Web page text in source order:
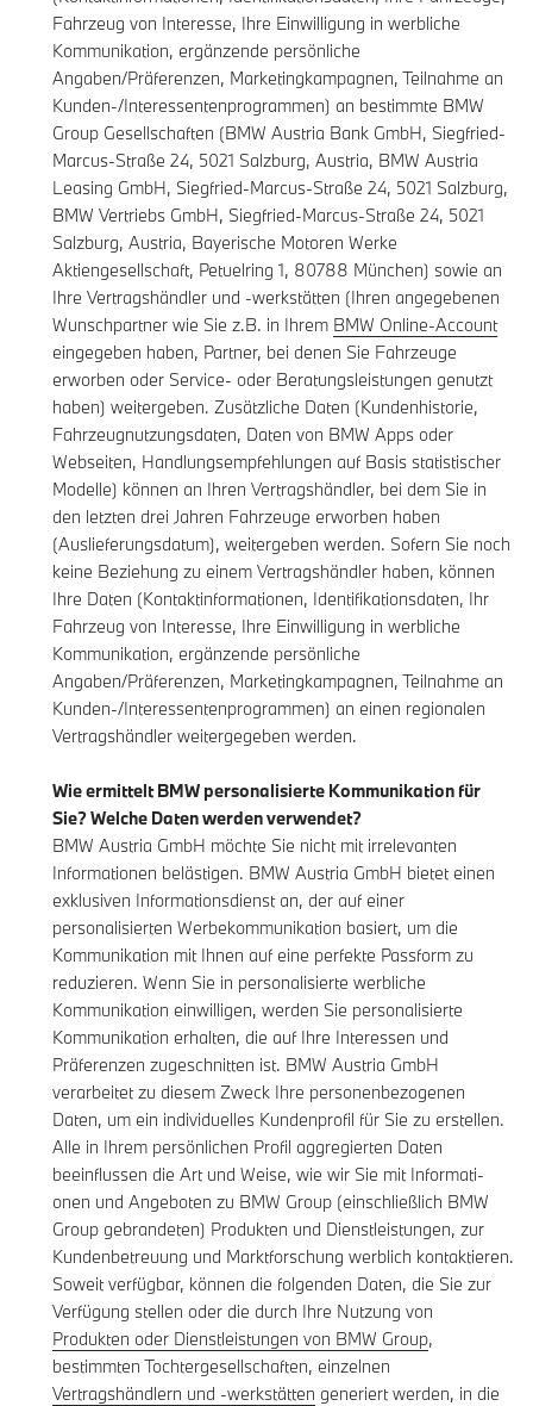
Fahrzeug von Interesse, Ihre Einwilligung in werbliche
Kommunikation, ergänzende persönliche
Angaben/Präferenzen, Marketingkampagnen, Teilnahme an
Kunden-/Interessentenprogrammen) an bestimmte BMW
Group Gesellschaften (BMW Austria Bank GmbH, Siegfried-
Marcus-Straße 24, 5021 Salzburg, Austria, BMW Austria
Leasing GmbH, Siegfried-Marcus-Straße 24, 5021 Salzburg,
BMW Vertriebs GmbH, Siegfried-Marcus-Straße 24, 5021
Salzburg, Austria, Bayerische Motoren Werke
Aktiengesellschaft, Petuelring 1, 80788 München) sowie an
Ihre Vertragshändler und -werkstätten (Ihren angegebenen
Wunschpartner wie Sie z.B. in Ihrem BMW Online-Account
eingegeben haben, Partner, bei denen Sie Fahrzeuge
erworben oder Service- oder Beratungsleistungen genutzt
haben) weitergeben. Zusätzliche Daten (Kundenhistorie,
Fahrzeugnutzungsdaten, Daten von BMW Apps oder
Webseiten, Handlungsempfehlungen auf Basis statistischer
Modelle) können an Ihren Vertragshändler, bei dem Sie in
den letzten drei Jahren Fahrzeuge erworben haben
(Auslieferungsdatum), weitergeben werden. Sofern Sie noch
keine Beziehung zu einem Vertragshändler haben, können
Ihre Daten (Kontaktinformationen, Identifikationsdaten, Ihr
Fahrzeug von Interesse, Ihre Einwilligung in werbliche
Kommunikation, ergänzende persönliche
Angaben/Präferenzen, Marketingkampagnen, Teilnahme an
Kunden-/Interessentenprogrammen) an einen regionalen
Vertragshändler weitergegeben werden.
Wie ermittelt BMW personalisierte Kommunikation für
Sie? Welche Daten werden verwendet?
BMW Austria GmbH möchte Sie nicht mit irrelevanten
Informationen belästigen. BMW Austria GmbH bietet einen
exklusiven Informationsdienst an, der auf einer
personalisierten Werbekommunikation basiert, um die
Kommunikation mit Ihnen auf eine perfekte Passform zu
reduzieren. Wenn Sie in personalisierte werbliche
Kommunikation einwilligen, werden Sie personalisierte
Kommunikation erhalten, die auf Ihre Interessen und
Präferenzen zugeschnitten ist. BMW Austria GmbH
verarbeitet zu diesem Zweck Ihre personenbezogenen
Daten, um ein individuelles Kundenprofil für Sie zu erstellen.
Alle in Ihrem persönlichen Profil aggregierten Daten
beeinflussen die Art und Weise, wie wir Sie mit Informati-
onen und Angeboten zu BMW Group (einschließlich BMW
Group gebrandeten) Produkten und Dienstleistungen, zur
Kundenbetreuung und Marktforschung werblich kontaktieren.
Soweit verfügbar, können die folgenden Daten, die Sie zur
Verfügung stellen oder die durch Ihre Nutzung von
Produkten oder Dienstleistungen von BMW Group,
bestimmten Tochtergesellschaften, einzelnen
Vertragshändlern und -werkstätten generiert werden, in die